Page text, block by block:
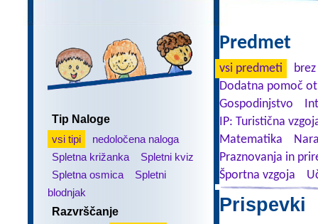
Tip Naloge
vsi tipi
nedoločena naloga
Spletna križanka
Spletni kviz
Spletna osmica
Spletni
blodnjak
Razvrščanje
Predmet
vsi predmeti
Dodatna pomoč
Gospodinjstvo
IP: Turistična
Matematika
Praznovanja in
Športna vzgoja
Prispevki